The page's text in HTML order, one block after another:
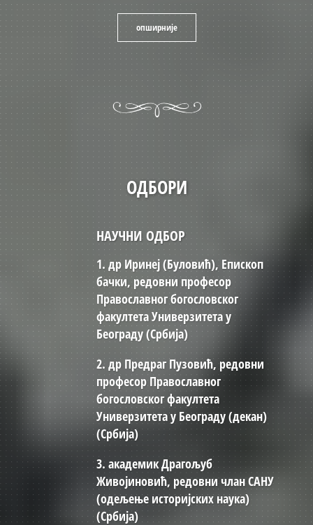
опширније
ОДБОРИ
НАУЧНИ ОДБОР
1. др Иринеј (Буловић), Eпископ
бачки, редовни професор
Православног богословског
факултета Универзитета у
Београду (Србија)
2. др Предраг Пузовић, редовни
професор Православног
богословског факултета
Универзитета у Београду (декан)
(Србија)
3. академик Драгољуб
Живојиновић, редовни члан САНУ
(одељење историјских наука)
(Србија)